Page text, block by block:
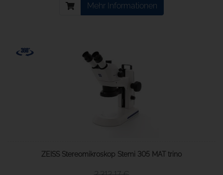
Mehr Informationen
ZEISS Stereomikroskop Stemi 305 MAT trino